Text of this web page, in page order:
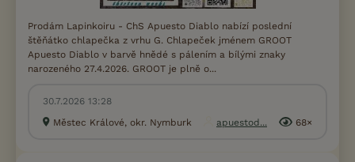
Prodám Lapinkoiru - ChS Apuesto Diablo nabízí poslední
štěňátko chlapečka z vrhu G. Chlapeček jménem GROOT
Apuesto Diablo v barvě hnědé s pálením a bílými znaky
narozeného 27.4.2026. GROOT je plně o...
30.7.2026 13:28
Městec Králové, okr. Nymburk
apuestod... 68×